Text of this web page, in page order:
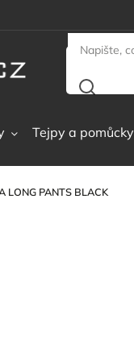
Tejpy a pomůcky
LONG PANTS BLACK